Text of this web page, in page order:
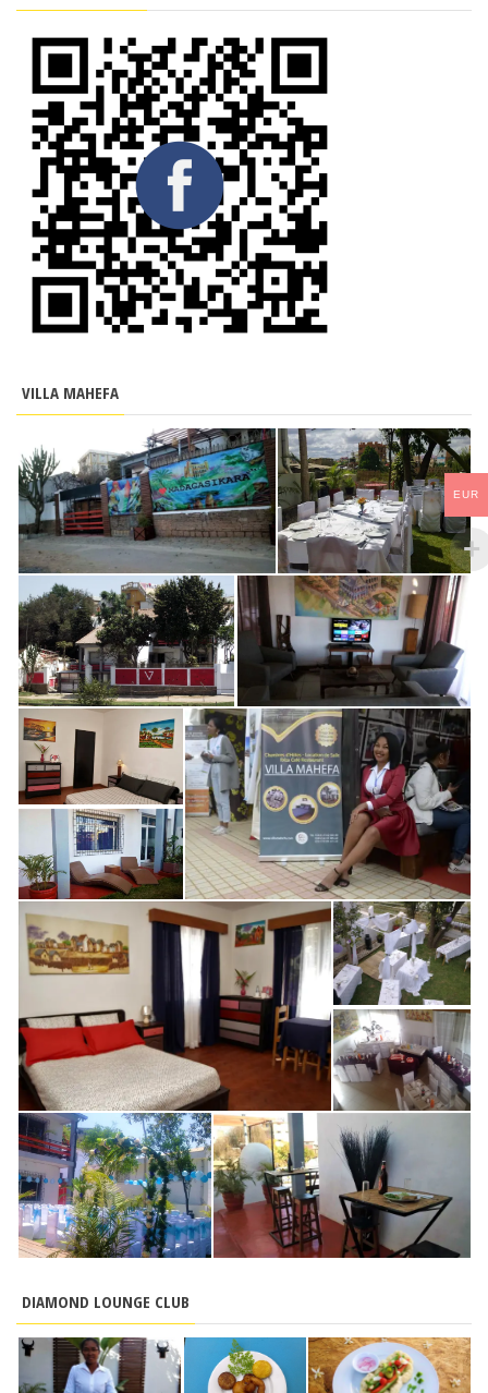
VILLA MAHEFA
DIAMOND LOUNGE CLUB
EUR